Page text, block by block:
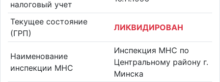
налоговый учет
Текущее состояние
(ГРП)
ЛИКВИДИРОВАН
Наименование
инспекции МНС
Инспекция МНС по
Центральному району г.
Минска